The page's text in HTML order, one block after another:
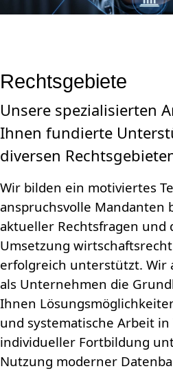
Rechtsgebiete
Unsere spezialisierten
Ihnen fundierte
diversen
Wir bilden ein motiviertes
anspruchsvolle Mandanten
aktueller Rechtsfragen und
Umsetzung
erfolgreich unterstützt. Wir
als Unternehmen die
Ihnen
und systematische Arbeit
individueller Fortbildung
Nutzung moderner